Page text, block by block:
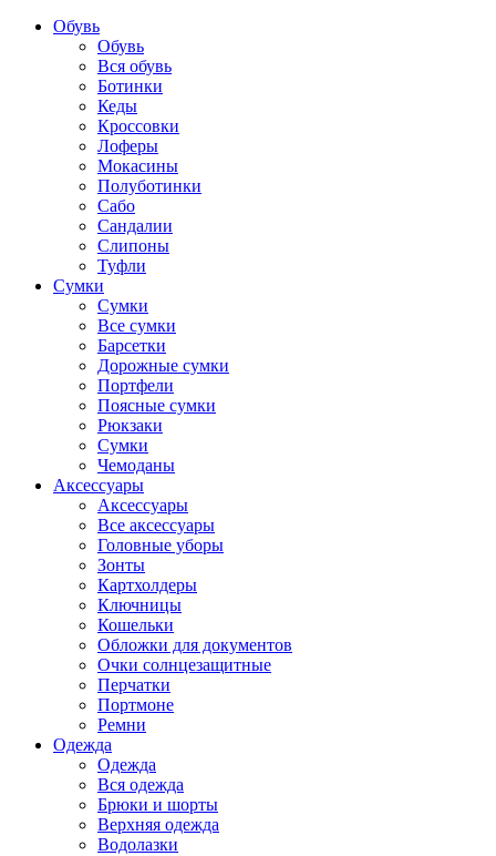
Обувь
Обувь
Вся обувь
Ботинки
Кеды
Кроссовки
Лоферы
Мокасины
Полуботинки
Сабо
Сандалии
Слипоны
Туфли
Сумки
Сумки
Все сумки
Барсетки
Дорожные сумки
Портфели
Поясные сумки
Рюкзаки
Сумки
Чемоданы
Аксессуары
Аксессуары
Все аксессуары
Головные уборы
Зонты
Картхолдеры
Ключницы
Кошельки
Обложки для документов
Очки солнцезащитные
Перчатки
Портмоне
Ремни
Одежда
Одежда
Вся одежда
Брюки и шорты
Верхняя одежда
Водолазки